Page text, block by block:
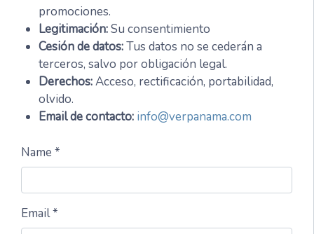
promociones.
Legitimación:Su consentimiento
Cesión de datos:Tus datos no se cederán a
terceros, salvo por obligación legal.
Derechos:Acceso, rectificación, portabilidad,
olvido.
Email de contacto: info@verpanama.com
Name *
Email *